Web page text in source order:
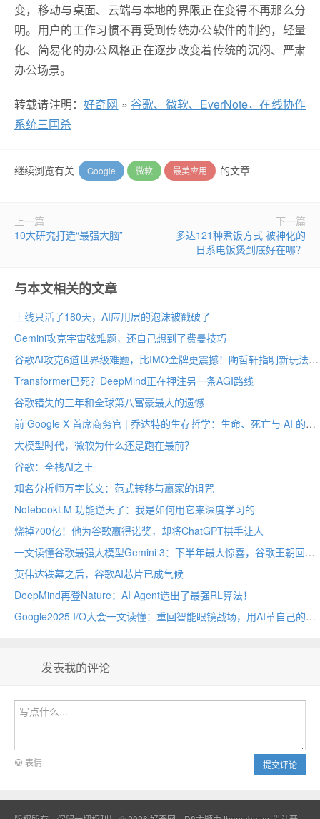
变，移动与桌面、云端与本地的界限正在变得不再那么分
明。用户的工作习惯不再受到传统办公软件的制约，轻量
化、简易化的办公风格正在逐步改变着传统的沉闷、严肃
办公场景。
转载请注明：好奇网 »谷歌、微软、EverNote，在线协作
系统三国杀
继续浏览有关 Google 微软 最美应用 的文章
上一篇
10大研究打造“最强大脑”
下一篇
多达121种煮饭方式 被神化的
日系电饭煲到底好在哪？
与本文相关的文章
上线只活了180天，AI应用层的泡沫被戳破了
Gemini攻克宇宙弦难题，还自己想到了费曼技巧
谷歌AI攻克6道世界级难题，比IMO金牌更震撼！陶哲轩指明新玩法
Transformer已死？DeepMind正在押注另一条AGI路线
谷歌错失的三年和全球第八富豪最大的遗憾
前 Google X 首席商务官 | 乔达特的生存哲学：生命、死亡与 AI 的未来
大模型时代，微软为什么还是跑在最前？
谷歌：全栈AI之王
知名分析师万字长文：范式转移与赢家的诅咒
NotebookLM 功能逆天了：我是如何用它来深度学习的
烧掉700亿！他为谷歌赢得诺奖，却将ChatGPT拱手让人
一文读懂谷歌最强大模型Gemini 3：下半年最大惊喜，谷歌王朝回归
英伟达铁幕之后，谷歌AI芯片已成气候
DeepMind再登Nature：AI Agent造出了最强RL算法！
Google2025 I/O大会一文读懂：重回智能眼镜战场，用AI革自己的命
发表我的评论
提交评论
表情